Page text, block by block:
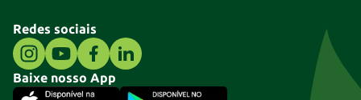
Redes sociais
Baixe nosso App